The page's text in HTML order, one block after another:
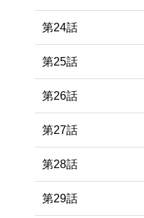
第24話
第25話
第26話
第27話
第28話
第29話